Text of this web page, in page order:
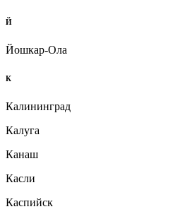
Й
Йошкар-Ола
К
Калининград
Калуга
Канаш
Касли
Каспийск